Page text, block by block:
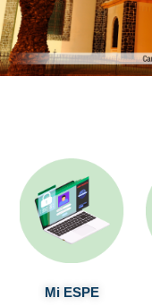
Mi ESPE